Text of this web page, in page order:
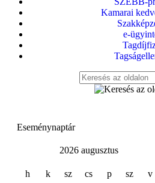
Kamarai
e-
Eseménynaptár
2026 augusztus
h k sz cs p sz
v